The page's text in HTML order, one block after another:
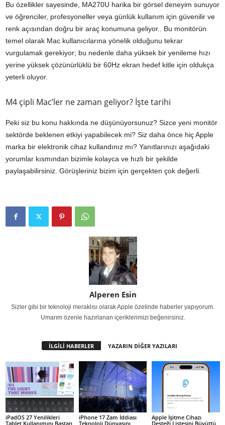
Bu özellikler sayesinde, MA270U harika bir görsel deneyim sunuyor
ve öğrenciler, profesyoneller veya günlük kullanım için güvenilir ve
renk açısından doğru bir araç konumuna geliyor.. Bu monitörün
temel olarak Mac kullanıcılarına yönelik olduğunu tekrar
vurgulamak gerekiyor; bu nedenle daha yüksek bir yenileme hızı
yerine yüksek çözünürlüklü bir 60Hz ekran hedef kitle için oldukça
yeterli oluyor.
M4 çipli Mac’ler ne zaman geliyor? İşte tarihi
Peki siz bu konu hakkında ne düşünüyorsunuz? Sizce yeni monitör
sektörde beklenen etkiyi yapabilecek mi? Siz daha önce hiç Apple
marka bir elektronik cihaz kullandınız mı? Yanıtlarınızı aşağıdaki
yorumlar kısmından bizimle kolayca ve hızlı bir şekilde
paylaşabilirsiniz. Görüşleriniz bizim için gerçekten çok değerli.
Alperen Esin
Sizler gibi bir teknoloji meraklısı olarak Apple özelinde haberler yapıyorum.
Umarım özenle hazırlanan içeriklerimizi beğenirsiniz.
İLGİLİ HABERLER YAZARIN DİĞER YAZILARI
iPadOS 27 Yenilikleri
Tablet Kullanımını Baştan
iPhone 17 Zam İddiası
Teknoloji Dünyasını
Apple İşitme Cihazı
Desteği Listesini Büyüttü